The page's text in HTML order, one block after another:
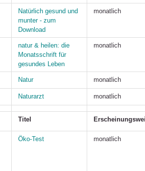
Natürlich gesund und
munter - zum
Download
monatlich
natur & heilen: die
Monatsschrift für
gesundes Leben
monatlich
Natur monatlich
Naturarzt monatlich
Titel
Öko-Test monatlich